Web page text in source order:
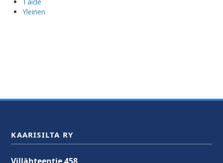
Yleinen
KAARISILTA RY